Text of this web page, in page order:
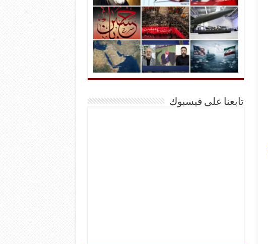
تابعنا على فيسبوك